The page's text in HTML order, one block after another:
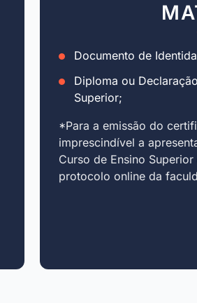
Documento de
Diploma ou
Superior;
*Para a emissão do
imprescindível a
Curso de Ensino
protocolo online da